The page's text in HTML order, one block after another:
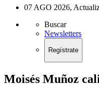
07 AGO 2026,
Buscar
Newsletters
Regístrate
Moisés Muñoz